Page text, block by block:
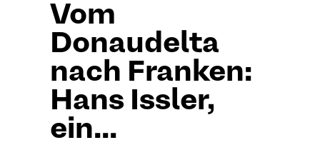
Vom
Donaudelta
nach Franken:
Hans Issler,
ein...